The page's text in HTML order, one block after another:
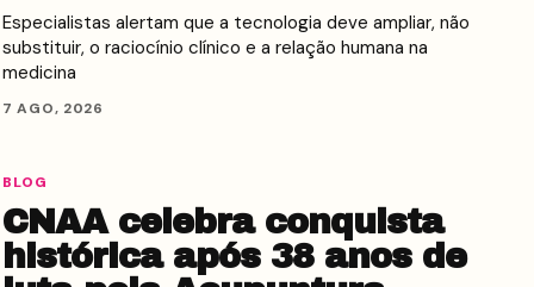
Especialistas alertam que a tecnologia deve ampliar, não
substituir, o raciocínio clínico e a relação humana na
medicina
7 AGO, 2026
BLOG
CNAA celebra conquista
histórica após 38 anos de